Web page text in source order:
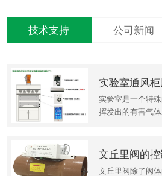
技术支持 公司新闻
实验室通风
实验室是一个特
挥发出的有害气体
文丘里阀的
文丘里阀除了阀